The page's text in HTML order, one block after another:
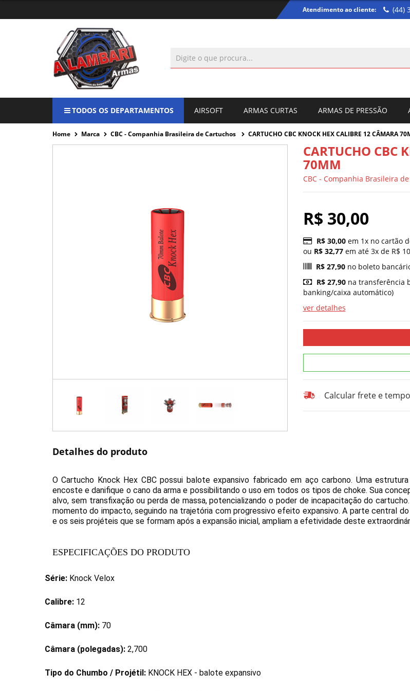
Atendimento ao cliente: (44)
TODOS OS DEPARTAMENTOS AIRSOFT ARMAS CURTAS ARMAS DE PRESSÃO
Home Marca CBC - Companhia Brasileira de Cartuchos CARTUCHO CBC KNOCK HEX CALIBRE 12 CÂMARA
CARTUCHO CBC
70MM
CBC - Companhia Brasileira
R$ 30,00
R$ 30,00em 1x no cartão
ou R$ 32,77em até 3x de R$
R$ 27,90no boleto
R$ 27,90na transferência
banking/caixa automático)
ver detalhes
Calcular frete e
Detalhes do produto
O Cartucho Knock Hex CBC possui balote expansivo fabricado em aço carbono. Uma
encoste e danifique o cano da arma e possibilitando o uso em todos os tipos de choke. Sua
alvo, sem transfixação ou perda de massa, potencializando o poder de incapacitação do
momento do impacto, seguindo na trajetória com progressivo efeito expansivo. A parte central
e os seis projéteis que se formam após a expansão inicial, ampliam a efetividade deste
ESPECIFICAÇÕES DO PRODUTO
Série: Knock Velox
Calibre: 12
Câmara (mm): 70
Câmara (polegadas): 2,700
Tipo do Chumbo / Projétil: KNOCK HEX - balote expansivo